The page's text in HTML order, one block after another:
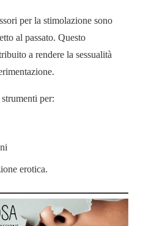
per la stimolazione sono
al passato. Questo
a rendere la sessualità
per:
erotica.